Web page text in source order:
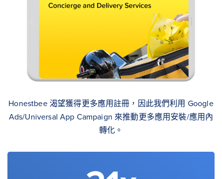
Honestbee 渴望獲得更多應用註冊，因此我們利用 Google
Ads/Universal App Campaign 來推動更多應用安裝/應用內
轉化。